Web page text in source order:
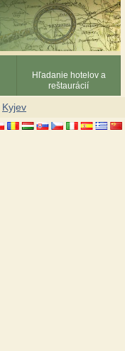
Hľadanie hotelov a
reštaurácií
Kyjev